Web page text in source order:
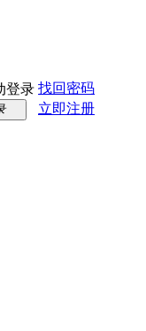
登录 找回密码
立即注册